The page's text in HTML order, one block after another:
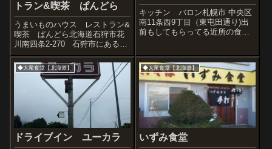
トラン&喫茶 ぱんどら
うまいものハウス レストラン&
喫茶 ぱんどら北海道石狩市花
川南四条2-270 石狩市にある一
軒家レストラン。石狩市といっ
ても、ほぼ札幌市北区屯田のヨ
コ、的な場所なので行きやす
い。昔ながらの街の洋食屋で、
いまは貴重なそんざいになって
キッチン バロン札幌市 中央区
南11条西9丁目（東屯田通り)出
前もしてもらってる近所の食堂
◆大衆食堂【北海道】
ドライブイン ユーカラ
◆大衆食堂【北海道】
いずみ食堂